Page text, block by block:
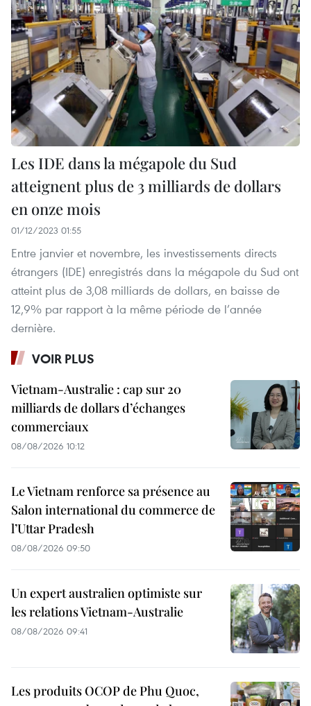
Les IDE dans la mégapole du Sud
atteignent plus de 3 milliards de dollars
en onze mois
01/12/2023 01:55
Entre janvier et novembre, les investissements directs
étrangers (IDE) enregistrés dans la mégapole du Sud ont
atteint plus de 3,08 milliards de dollars, en baisse de
12,9% par rapport à la même période de l’année
dernière.
VOIR PLUS
Vietnam-Australie : cap sur 20
milliards de dollars d’échanges
commerciaux
08/08/2026 10:12
Le Vietnam renforce sa présence au
Salon international du commerce de
l’Uttar Pradesh
08/08/2026 09:50
Un expert australien optimiste sur
les relations Vietnam-Australie
08/08/2026 09:41
Les produits OCOP de Phu Quoc,